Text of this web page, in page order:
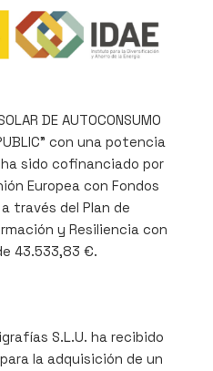
DE AUTOCONSUMO
con una potencia
sido cofinanciado por
Europea con Fondos
través del Plan de
y Resiliencia con
43.533,83 €.
S.L.U. ha recibido
la adquisición de un